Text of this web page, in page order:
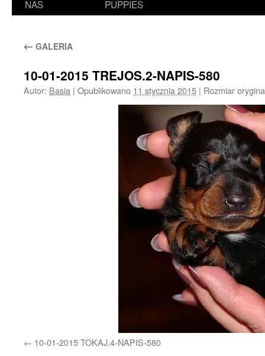
NAS
PUPPIES
← GALERIA
10-01-2015 TREJOS.2-NAPIS-580
Autor: Basia | Opublikowano 11 stycznia 2015 | Rozmiar
10-01-2015 TOKAJ.4-NAPIS-580